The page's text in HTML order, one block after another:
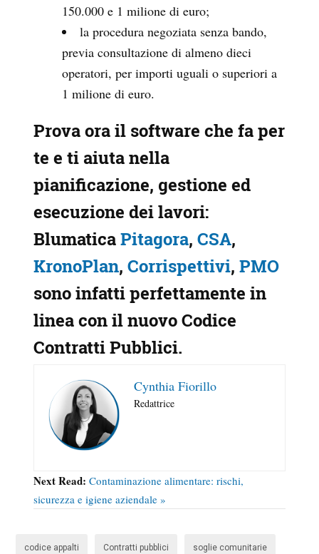
150.000 e 1 milione di euro;
la procedura negoziata senza bando,
previa consultazione di almeno dieci
operatori, per importi uguali o superiori a
1 milione di euro.
Prova ora il software che fa per
te e ti aiuta nella
pianificazione, gestione ed
esecuzione dei lavori:
BlumaticaPitagora, CSA,
KronoPlan, Corrispettivi, PMO
sono infattiperfettamente in
linea con il nuovo Codice
Contratti Pubblici.
Cynthia Fiorillo
Redattrice
Next Read: Contaminazione alimentare: rischi,
sicurezza e igiene aziendale »
codice appalti Contratti pubblici soglie comunitarie